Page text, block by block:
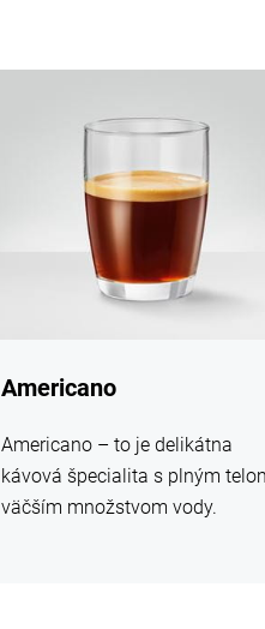
Americano
Americano – to je delikátna
kávová špecialita s plným
väčším množstvom vody.